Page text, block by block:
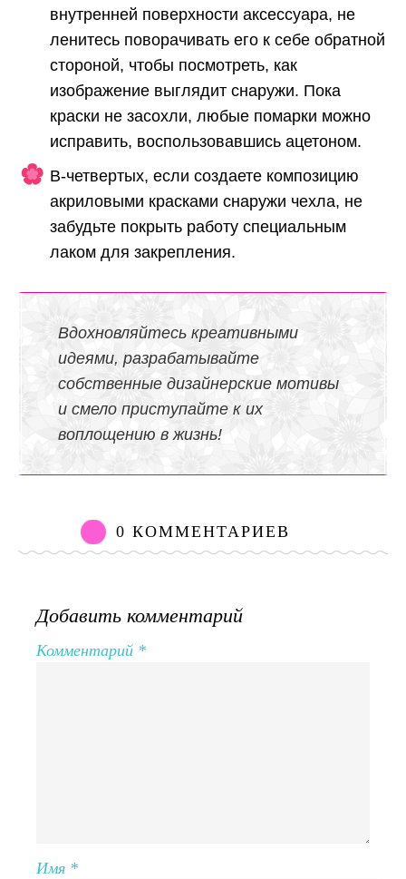
внутренней поверхности аксессуара, не
ленитесь поворачивать его к себе обратной
стороной, чтобы посмотреть, как
изображение выглядит снаружи. Пока
краски не засохли, любые помарки можно
исправить, воспользовавшись ацетоном.
В-четвертых, если создаете композицию
акриловыми красками снаружи чехла, не
забудьте покрыть работу специальным
лаком для закрепления.
Вдохновляйтесь креативными
идеями, разрабатывайте
собственные дизайнерские мотивы
и смело приступайте к их
воплощению в жизнь!
0 КОММЕНТАРИЕВ
Добавить комментарий
Комментарий *
Имя *